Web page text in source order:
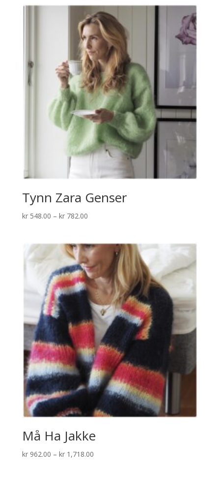
Tynn Zara Genser
kr548.00 – kr782.00Prisområde:
kr 782.00
Må Ha Jakke
kr962.00 – kr1,718.00Prisområde: